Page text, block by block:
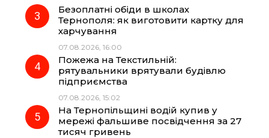
k m
Безоплатні обіди в школах
Тернополя: як виготовити картку для
харчування
07.08.2026, 16:00
Пожежа на Текстильній:
рятувальники врятували будівлю
підприємства
07.08.2026, 15:02
На Тернопільщині водій купив у
мережі фальшиве посвідчення за 27
тисяч гривень